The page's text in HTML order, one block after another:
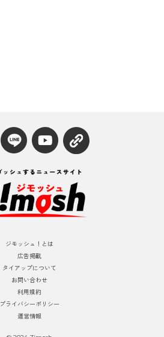
ジモッシュ！とは
広告掲載
タイアップについて
お問い合わせ
利用規約
プライバシーポリシー
運営情報